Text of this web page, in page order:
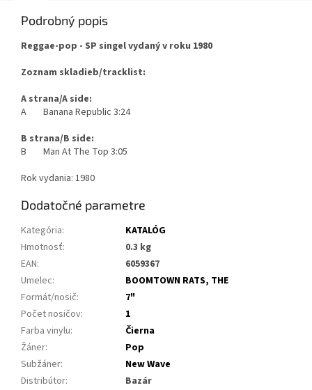
Podrobný popis
Reggae-pop - SP singel vydaný v roku 1980
Zoznam skladieb/tracklist:
A strana/A side:
A Banana Republic 3:24
B strana/B side:
B Man At The Top 3:05
Rok vydania: 1980
Dodatočné parametre
Kategória:
KATALÓG
Hmotnosť:
0.3 kg
EAN:
6059367
Umelec:
BOOMTOWN RATS, THE
Formát/nosič:
7"
Počet nosičov:
1
Farba vinylu:
Čierna
Žáner:
Pop
Subžáner:
New Wave
Distribútor:
Bazár